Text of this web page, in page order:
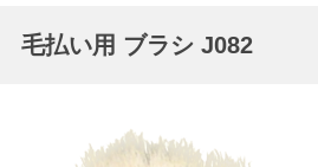
毛払い用 ブラシ J082